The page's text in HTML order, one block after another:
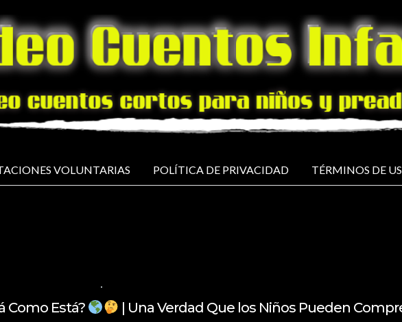
VOLUNTARIAS POLÍTICA DE PRIVACIDAD TÉRMINOS DE
Como Está? | Una Verdad Que los Niños Pueden